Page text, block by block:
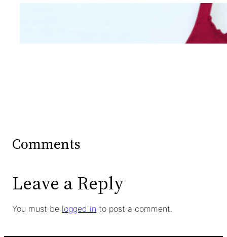
Mengintip Kepribadian
Wanita Dari Warna Bra
Comments
Leave a Reply
You must be logged in to post a comment.